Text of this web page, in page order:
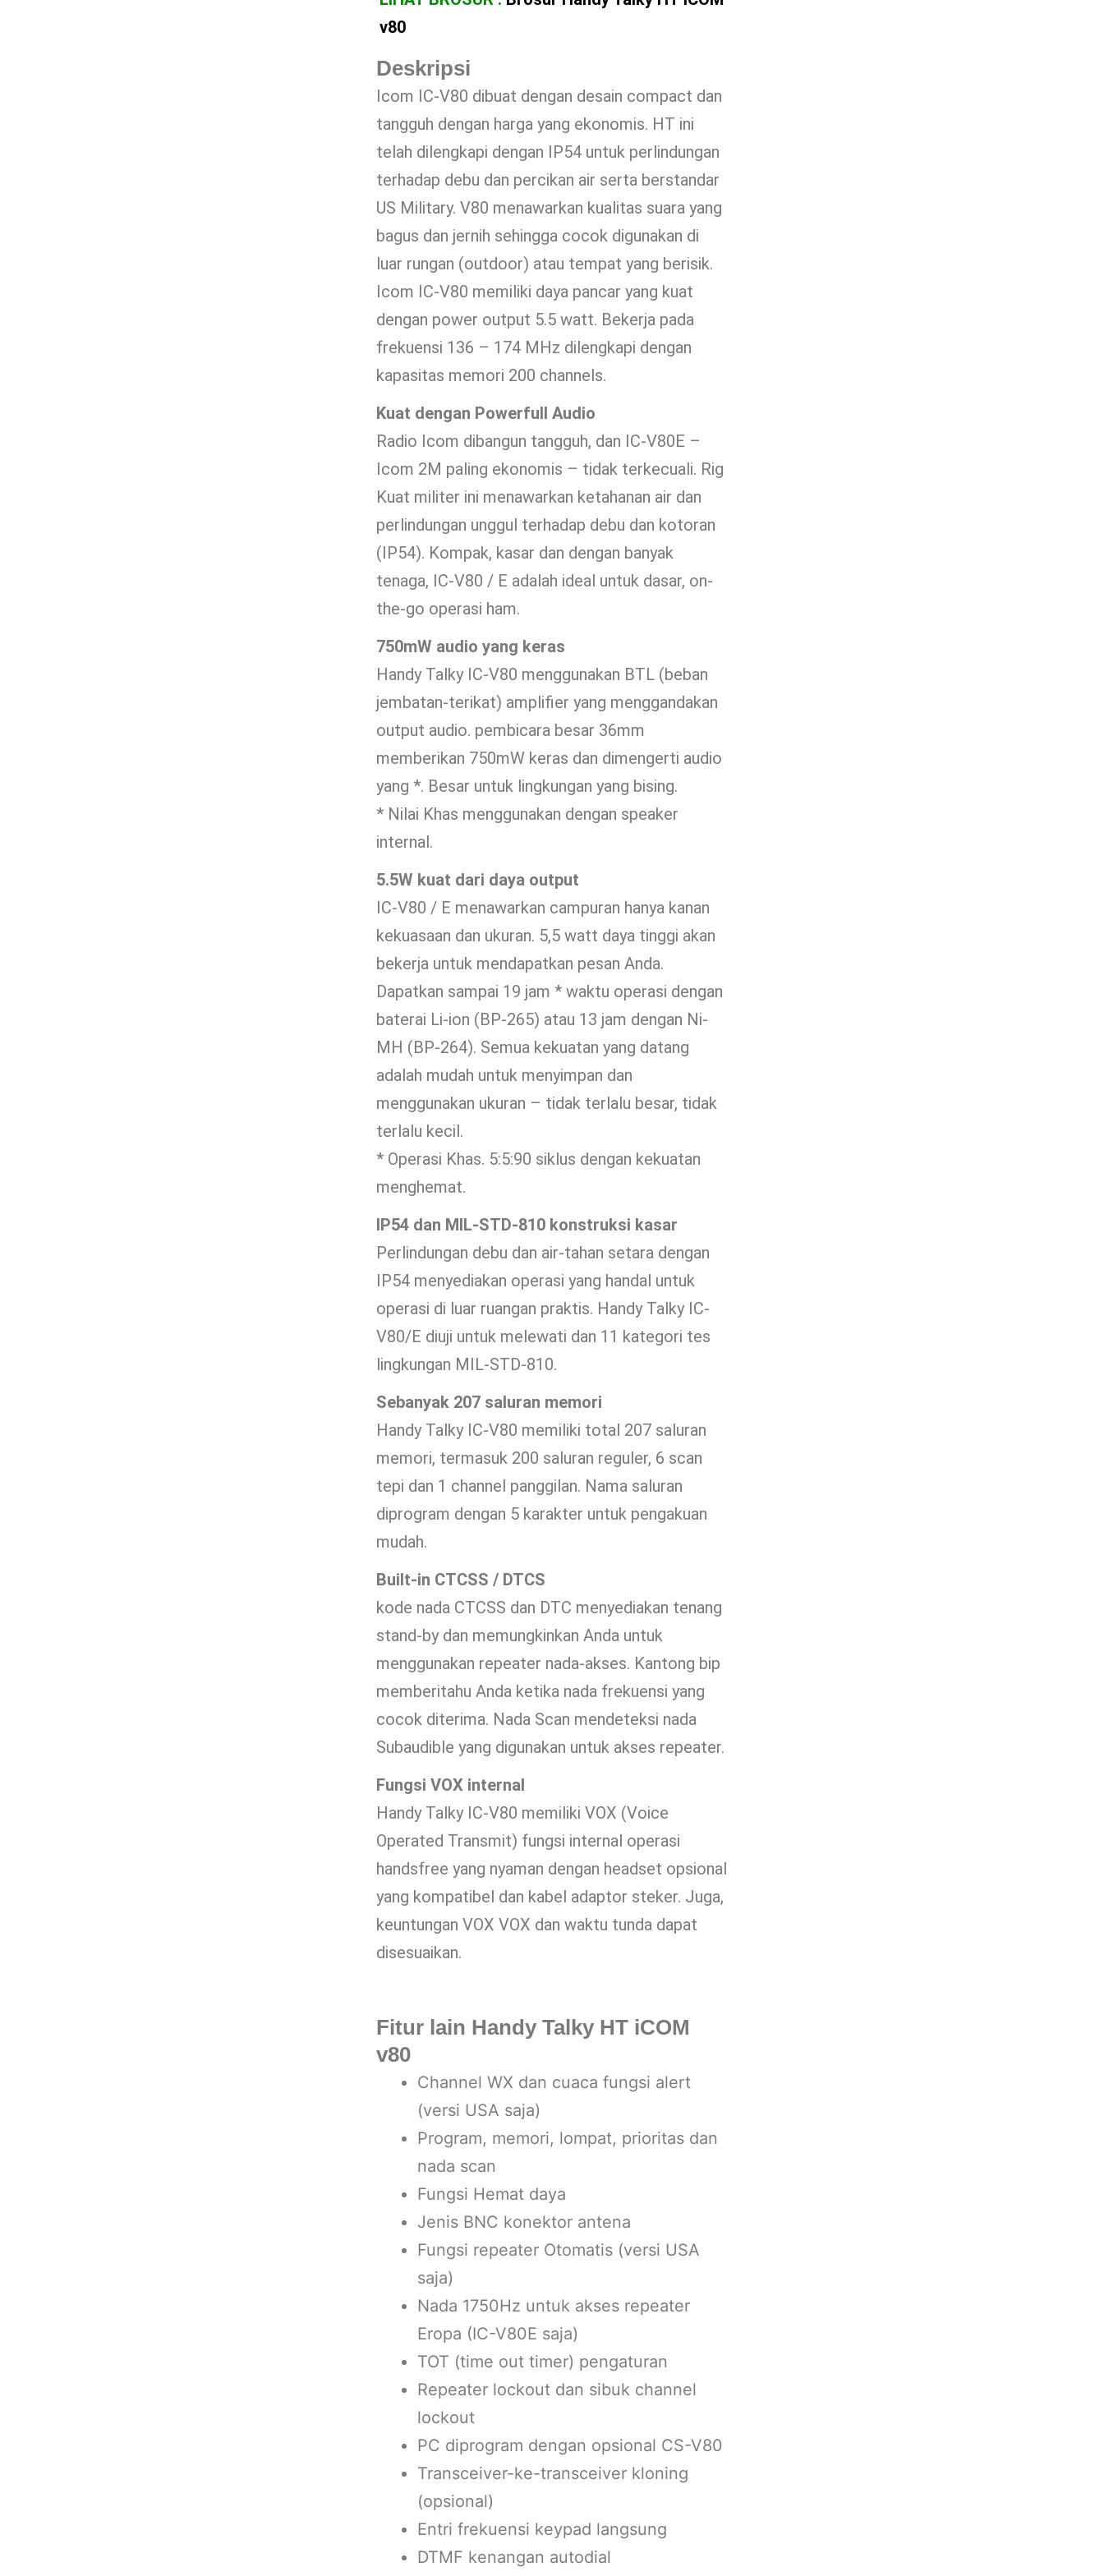
v80
Deskripsi
Icom IC-V80 dibuat dengan desain compact dan
tangguh dengan harga yang ekonomis. HT ini
telah dilengkapi dengan IP54 untuk perlindungan
terhadap debu dan percikan air serta berstandar
US Military. V80 menawarkan kualitas suara yang
bagus dan jernih sehingga cocok digunakan di
luar rungan (outdoor) atau tempat yang berisik.
Icom IC-V80 memiliki daya pancar yang kuat
dengan power output 5.5 watt. Bekerja pada
frekuensi 136 – 174 MHz dilengkapi dengan
kapasitas memori 200 channels.
Kuat dengan Powerfull Audio
Radio Icom dibangun tangguh, dan IC-V80E –
Icom 2M paling ekonomis – tidak terkecuali. Rig
Kuat militer ini menawarkan ketahanan air dan
perlindungan unggul terhadap debu dan kotoran
(IP54). Kompak, kasar dan dengan banyak
tenaga, IC-V80 / E adalah ideal untuk dasar, on-
the-go operasi ham.
750mW audio yang keras
Handy Talky IC-V80 menggunakan BTL (beban
jembatan-terikat) amplifier yang menggandakan
output audio. pembicara besar 36mm
memberikan 750mW keras dan dimengerti audio
yang *. Besar untuk lingkungan yang bising.
* Nilai Khas menggunakan dengan speaker
internal.
5.5W kuat dari daya output
IC-V80 / E menawarkan campuran hanya kanan
kekuasaan dan ukuran. 5,5 watt daya tinggi akan
bekerja untuk mendapatkan pesan Anda.
Dapatkan sampai 19 jam * waktu operasi dengan
baterai Li-ion (BP-265) atau 13 jam dengan Ni-
MH (BP-264). Semua kekuatan yang datang
adalah mudah untuk menyimpan dan
menggunakan ukuran – tidak terlalu besar, tidak
terlalu kecil.
* Operasi Khas. 5:5:90 siklus dengan kekuatan
menghemat.
IP54 dan MIL-STD-810 konstruksi kasar
Perlindungan debu dan air-tahan setara dengan
IP54 menyediakan operasi yang handal untuk
operasi di luar ruangan praktis. Handy Talky IC-
V80/E diuji untuk melewati dan 11 kategori tes
lingkungan MIL-STD-810.
Sebanyak 207 saluran memori
Handy Talky IC-V80 memiliki total 207 saluran
memori, termasuk 200 saluran reguler, 6 scan
tepi dan 1 channel panggilan. Nama saluran
diprogram dengan 5 karakter untuk pengakuan
mudah.
Built-in CTCSS / DTCS
kode nada CTCSS dan DTC menyediakan tenang
stand-by dan memungkinkan Anda untuk
menggunakan repeater nada-akses. Kantong bip
memberitahu Anda ketika nada frekuensi yang
cocok diterima. Nada Scan mendeteksi nada
Subaudible yang digunakan untuk akses repeater.
Fungsi VOX internal
Handy Talky IC-V80 memiliki VOX (Voice
Operated Transmit) fungsi internal operasi
handsfree yang nyaman dengan headset opsional
yang kompatibel dan kabel adaptor steker. Juga,
keuntungan VOX VOX dan waktu tunda dapat
disesuaikan.
Fitur lain Handy Talky HT iCOM
v80
Channel WX dan cuaca fungsi alert
(versi USA saja)
Program, memori, lompat, prioritas dan
nada scan
Fungsi Hemat daya
Jenis BNC konektor antena
Fungsi repeater Otomatis (versi USA
saja)
Nada 1750Hz untuk akses repeater
Eropa (IC-V80E saja)
TOT (time out timer) pengaturan
Repeater lockout dan sibuk channel
lockout
PC diprogram dengan opsional CS-V80
Transceiver-ke-transceiver kloning
(opsional)
Entri frekuensi keypad langsung
DTMF kenangan autodial